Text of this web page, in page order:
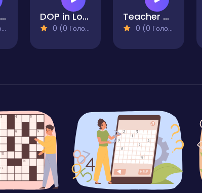
GW Connect Electricity DOP in Love Story Find Part
0 (0 Голосів)
Teacher Puzzle Stickman Games
0 (0 Голосів)